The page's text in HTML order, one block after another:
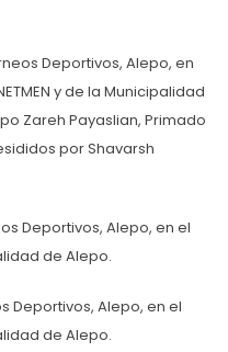
Deportivos, Alepo, en
y de la Municipalidad
Zareh Payaslian, Primado
por Shavarsh
Deportivos, Alepo, en el
de Alepo.
Deportivos, Alepo, en el
de Alepo.